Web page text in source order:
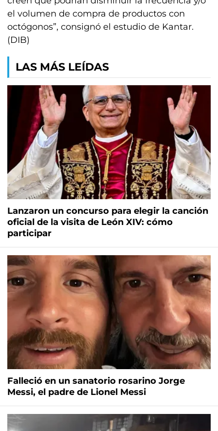
el volumen de compra de productos con
octógonos”, consignó el estudio de Kantar.
(DIB)
LAS MÁS LEÍDAS
Lanzaron un concurso para elegir la canción
oficial de la visita de León XIV: cómo
participar
Falleció en un sanatorio rosarino Jorge
Messi, el padre de Lionel Messi